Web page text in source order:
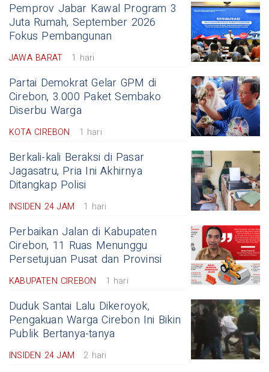
Pemprov Jabar Kawal Program 3
Juta Rumah, September 2026
Fokus Pembangunan
JAWA BARAT 1 hari
Partai Demokrat Gelar GPM di
Cirebon, 3.000 Paket Sembako
Diserbu Warga
KOTA CIREBON 1 hari
Berkali-kali Beraksi di Pasar
Jagasatru, Pria Ini Akhirnya
Ditangkap Polisi
INSIDEN 24 JAM 1 hari
Perbaikan Jalan di Kabupaten
Cirebon, 11 Ruas Menunggu
Persetujuan Pusat dan Provinsi
KABUPATEN CIREBON 1 hari
Duduk Santai Lalu Dikeroyok,
Pengakuan Warga Cirebon Ini Bikin
Publik Bertanya-tanya
INSIDEN 24 JAM 2 hari